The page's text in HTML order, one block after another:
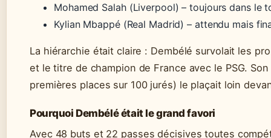
Mohamed Salah (Liverpool) – toujours dans le
Kylian Mbappé (Real Madrid) – attendu mais
La hiérarchie était claire : Dembélé survolait les
et le titre de champion de France avec le PSG.
premières places sur 100 jurés) le plaçait loin
Pourquoi Dembélé était le grand favori
Avec 48 buts et 22 passes décisives toutes